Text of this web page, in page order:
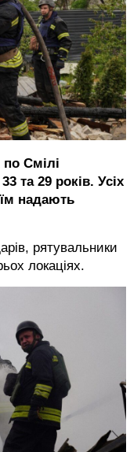
по Смілі
та 29 років. Усіх
їм надають
рятувальники
локаціях.